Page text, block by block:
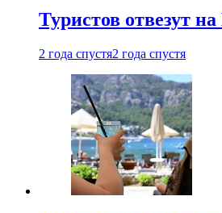
Туристов отвезут
2 года спустя2 года спустя